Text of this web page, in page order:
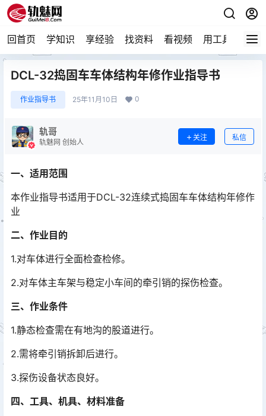
回首页 学知识 享经验 找资料 看视频 用工具 论技
DCL-32捣固车车体结构年修作业指导书
作业指导书 25年11月10日 0
轨哥
轨魅网 创始人
关注 私信
一、适用范围
本作业指导书适用于DCL-32连续式捣固车车体结构年修作
业
二、作业目的
1.对车体进行全面检查检修。
2.对车体主车架与稳定小车间的牵引销的探伤检查。
三、作业条件
1.静态检查需在有地沟的股道进行。
2.需将牵引销拆卸后进行。
3.探伤设备状态良好。
四、工具、机具、材料准备